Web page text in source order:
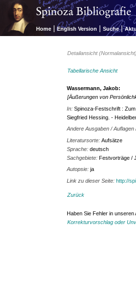
Home | English Version | Suche |
Detailansicht (Normalansicht)
Tabellarische Ansicht
Wassermann, Jakob:
[Äußerungen von
In:Spinoza-Festschrift :
Siegfried Hessing. -
Andere Ausgaben /
Literatursorte:Aufsätze
Sprache:deutsch
Sachgebiete:Festvorträge /
Autopsie:ja
Link zu dieser Seite:http://
Zurück
Haben Sie Fehler in unseren
Korrekturvorschlag oder